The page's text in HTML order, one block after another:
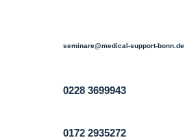
seminare@medical-support-bonn.de
0228 3699943
0172 2935272